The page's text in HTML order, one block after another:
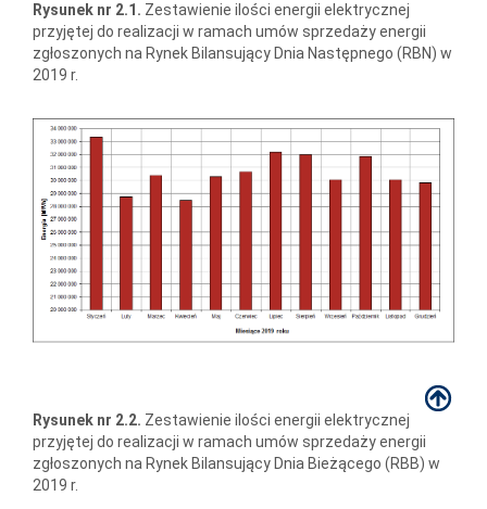
Rysunek nr 2.1. Zestawienie ilości energii elektrycznej
przyjętej do realizacji w ramach umów sprzedaży energii
zgłoszonych na Rynek Bilansujący Dnia Następnego (RBN) w
2019 r.
Rysunek nr 2.2. Zestawienie ilości energii elektrycznej
przyjętej do realizacji w ramach umów sprzedaży energii
zgłoszonych na Rynek Bilansujący Dnia Bieżącego (RBB) w
2019 r.